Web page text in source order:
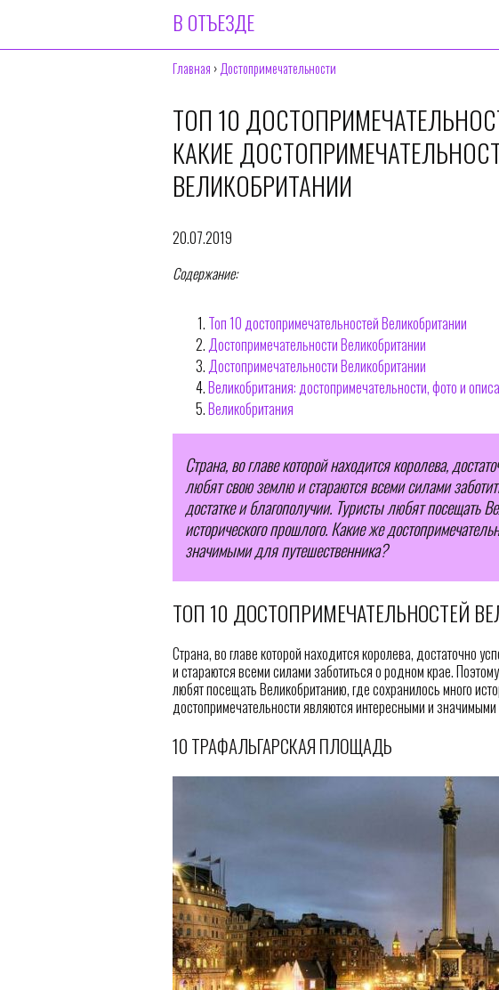
В ОТЪЕЗДЕ
Главная › Достопримечательности
ТОП 10
КАКИЕ
ВЕЛИКОБРИТАНИИ
20.07.2019
Содержание:
Топ 10 достопримечательностей Великобритании
Достопримечательности Великобритании
Достопримечательности Великобритании
Великобритания: достопримечательности, фото и
Великобритания
Страна, во главе которой находится королева,
любят свою землю и стараются всеми силами
достатке и благополучии. Туристы любят посещать
исторического прошлого. Какие же
значимыми для путешественника?
ТОП 10 ДОСТОПРИМЕЧАТЕЛЬНОСТЕЙ
Страна, во главе которой находится королева, достаточно
и стараются всеми силами заботиться о родном крае.
любят посещать Великобританию, где сохранилось много
достопримечательности являются интересными и
10 ТРАФАЛЬГАРСКАЯ ПЛОЩАДЬ